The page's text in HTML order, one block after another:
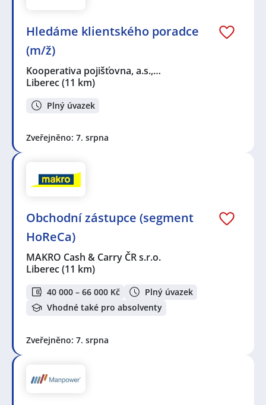
Hledáme klientského poradce
(m/ž)
Kooperativa pojišťovna, a.s.,…
Liberec(11 km)
Plný úvazek
Zveřejněno: 7. srpna
Obchodní zástupce (segment
HoReCa)
MAKRO Cash & Carry ČR s.r.o.
Liberec(11 km)
40 000 – 66 000 Kč
Plný úvazek
Vhodné také pro absolventy
Zveřejněno: 7. srpna